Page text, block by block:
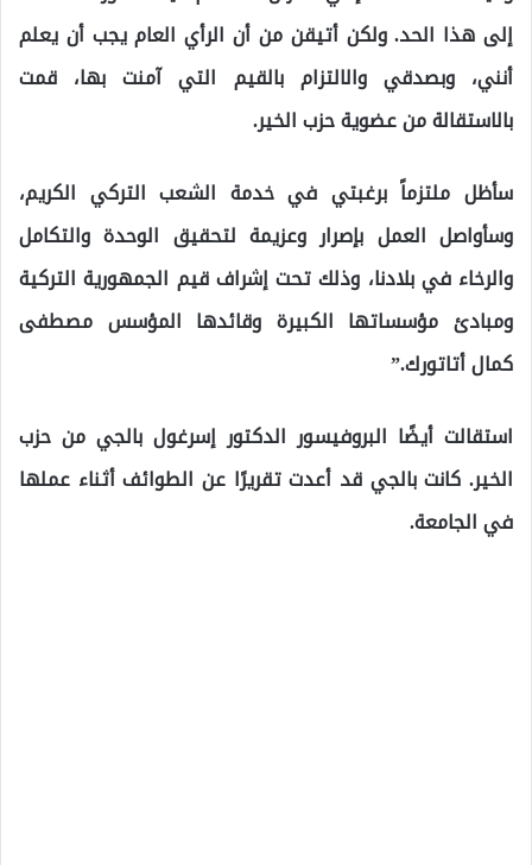
إلى هذا الحد. ولكن أتيقن من أن الرأي العام يجب أن يعلم
أنني، وبصدقي والالتزام بالقيم التي آمنت بها، قمت
بالاستقالة من عضوية حزب الخير.
سأظل ملتزماً برغبتي في خدمة الشعب التركي الكريم،
وسأواصل العمل بإصرار وعزيمة لتحقيق الوحدة والتكامل
والرخاء في بلادنا، وذلك تحت إشراف قيم الجمهورية التركية
ومبادئ مؤسساتها الكبيرة وقائدها المؤسس مصطفى
كمال أتاتورك.”
استقالت أيضًا البروفيسور الدكتور إسرغول بالجي من حزب
الخير. كانت بالجي قد أعدت تقريرًا عن الطوائف أثناء عملها
في الجامعة.